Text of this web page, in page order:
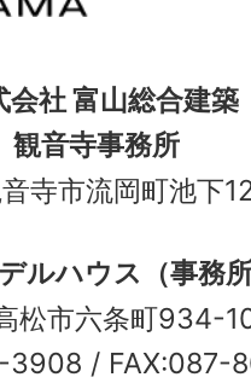
会社 富山総合建築
観音寺事務所
寺市流岡町池下
ルハウス（事務
松市六条町
3908 / FAX:087-